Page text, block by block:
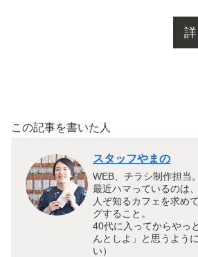
この記事を書いた人
スタッフやまの
WEB、チラシ制作担当。
最近ハマっているのは
人ぞ知るカフェを求め
グすること。
40代に入ってからやっ
んとしよ」と思うよう
い）